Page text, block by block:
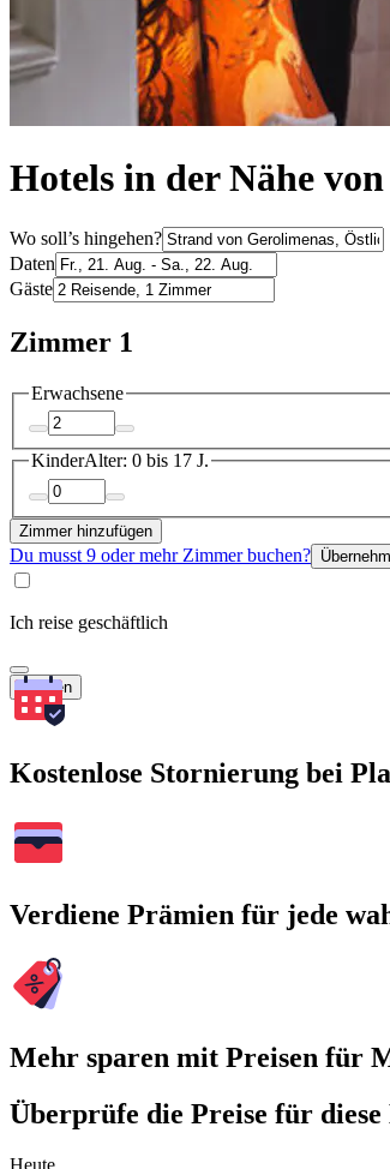
Hotels in der Nähe
Wo soll’s hingehen?
Daten
Gäste
Zimmer 1
Erwachsene
KinderAlter: 0 bis 17 J.
Zimmer hinzufügen
Du musst 9 oder mehr Zimmer buchen?
Ich reise geschäftlich
Suchen
Kostenlose Stornierung bei
Verdiene Prämien für jede
Mehr sparen mit Preisen für
Überprüfe die Preise für diese